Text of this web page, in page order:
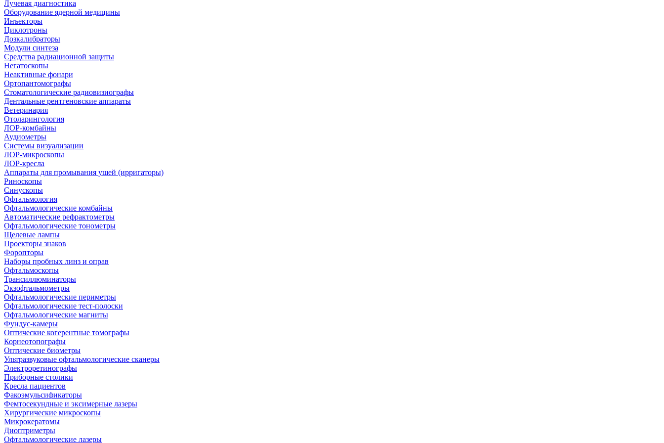
Лучевая диагностика
Оборудование ядерной медицины
Инъекторы
Циклотроны
Дозкалибраторы
Модули синтеза
Средства радиационной защиты
Негатоскопы
Неактивные фонари
Ортопантомографы
Стоматологические радиовизиографы
Дентальные рентгеновские аппараты
Ветеринария
Отоларингология
ЛОР-комбайны
Аудиометры
Системы визуализации
ЛОР-микроскопы
ЛОР-кресла
Аппараты для промывания ушей (ирригаторы)
Риноскопы
Синускопы
Офтальмология
Офтальмологические комбайны
Автоматические рефрактометры
Офтальмологические тонометры
Щелевые лампы
Проекторы знаков
Форопторы
Наборы пробных линз и оправ
Офтальмоскопы
Трансиллюминаторы
Экзофтальмометры
Офтальмологические периметры
Офтальмологические тест-полоски
Офтальмологические магниты
Фундус-камеры
Оптические когерентные томографы
Корнеотопографы
Оптические биометры
Ультразвуковые офтальмологические сканеры
Электроретинографы
Приборные столики
Кресла пациентов
Факоэмульсификаторы
Фемтосекундные и эксимерные лазеры
Хирургические микроскопы
Микрокератомы
Диоптриметры
Офтальмологические лазеры